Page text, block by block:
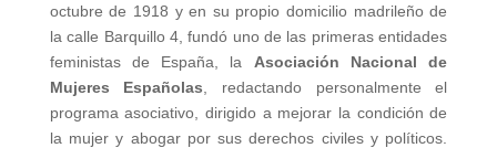
octubre de 1918 y en su propio domicilio madrileño de
la calle Barquillo 4, fundó uno de las primeras entidades
feministas de España, la Asociación Nacional de
Mujeres Españolas , redactando personalmente el
programa asociativo, dirigido a mejorar la condición de
la mujer y abogar por sus derechos civiles y políticos.